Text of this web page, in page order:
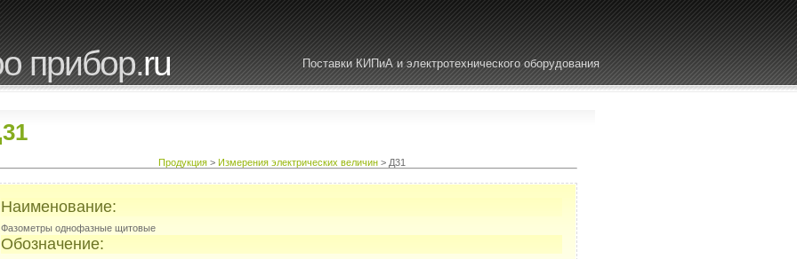
прибор.ru Поставки КИПиА и электротехнического оборудования
Продукция> Измерения электрических величин> Д31
Наименование:
Фазометры однофазные щитовые
Обозначение: